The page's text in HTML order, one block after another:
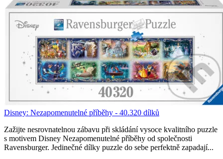
Disney: Nezapomenutelné příběhy - 40.320 dílků
Zažijte nesrovnatelnou zábavu při skládání vysoce kvalitního puzzle
s motivem Disney Nezapomenutelné příběhy od společnosti
Ravensburger. Jedinečné dílky puzzle do sebe perfektně zapadají...